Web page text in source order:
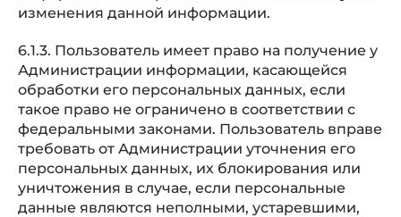
изменения данной информации.
6.1.3. Пользователь имеет право на получение у
Администрации информации, касающейся
обработки его персональных данных, если
такое право не ограничено в соответствии с
федеральными законами. Пользователь вправе
требовать от Администрации уточнения его
персональных данных, их блокирования или
уничтожения в случае, если персональные
данные являются неполными, устаревшими,